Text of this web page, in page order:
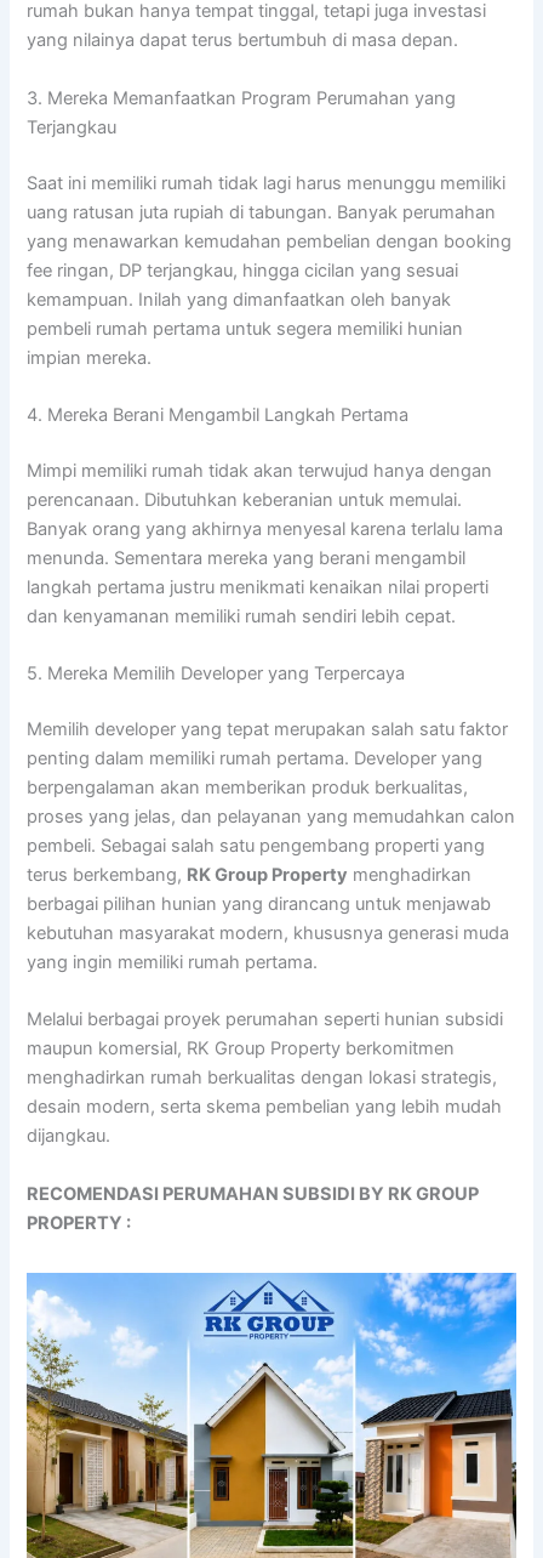
rumah bukan hanya tempat tinggal, tetapi juga investasi
yang nilainya dapat terus bertumbuh di masa depan.
3. Mereka Memanfaatkan Program Perumahan yang
Terjangkau
Saat ini memiliki rumah tidak lagi harus menunggu memiliki
uang ratusan juta rupiah di tabungan. Banyak perumahan
yang menawarkan kemudahan pembelian dengan booking
fee ringan, DP terjangkau, hingga cicilan yang sesuai
kemampuan. Inilah yang dimanfaatkan oleh banyak
pembeli rumah pertama untuk segera memiliki hunian
impian mereka.
4. Mereka Berani Mengambil Langkah Pertama
Mimpi memiliki rumah tidak akan terwujud hanya dengan
perencanaan. Dibutuhkan keberanian untuk memulai.
Banyak orang yang akhirnya menyesal karena terlalu lama
menunda. Sementara mereka yang berani mengambil
langkah pertama justru menikmati kenaikan nilai properti
dan kenyamanan memiliki rumah sendiri lebih cepat.
5. Mereka Memilih Developer yang Terpercaya
Memilih developer yang tepat merupakan salah satu faktor
penting dalam memiliki rumah pertama. Developer yang
berpengalaman akan memberikan produk berkualitas,
proses yang jelas, dan pelayanan yang memudahkan calon
pembeli. Sebagai salah satu pengembang properti yang
terus berkembang, RK Group Property menghadirkan
berbagai pilihan hunian yang dirancang untuk menjawab
kebutuhan masyarakat modern, khususnya generasi muda
yang ingin memiliki rumah pertama.
Melalui berbagai proyek perumahan seperti hunian subsidi
maupun komersial, RK Group Property berkomitmen
menghadirkan rumah berkualitas dengan lokasi strategis,
desain modern, serta skema pembelian yang lebih mudah
dijangkau.
RECOMENDASI PERUMAHAN SUBSIDI BY RK GROUP
PROPERTY :